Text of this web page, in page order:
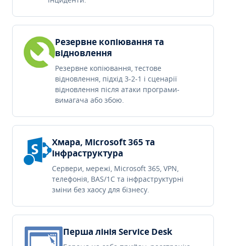
Резервне копіювання та
відновлення
Резервне копіювання, тестове
відновлення, підхід 3-2-1 і сценарії
відновлення після атаки програми-
вимагача або збою.
Хмара, Microsoft 365 та
інфраструктура
Сервери, мережі, Microsoft 365, VPN,
телефонія, BAS/1C та інфраструктурні
зміни без хаосу для бізнесу.
Перша лінія Service Desk